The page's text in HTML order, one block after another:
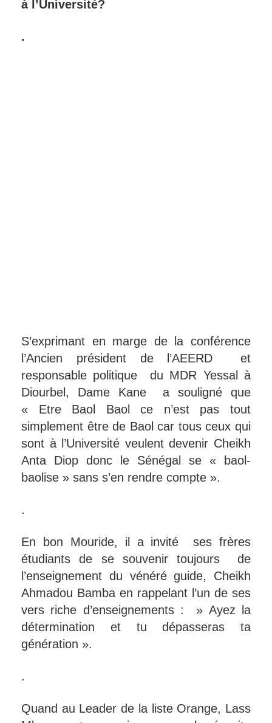
à l’Université?
.
S’exprimant en marge de la conférence
l’Ancien président de l’AEERD et
responsable politique du MDR Yessal à
Diourbel, Dame Kane a souligné que
« Etre Baol Baol ce n’est pas tout
simplement être de Baol car tous ceux qui
sont à l’Université veulent devenir Cheikh
Anta Diop donc le Sénégal se « baol-
baolise » sans s’en rendre compte ».
.
En bon Mouride, il a invité ses frères
étudiants de se souvenir toujours de
l’enseignement du vénéré guide, Cheikh
Ahmadou Bamba en rappelant l’un de ses
vers riche d’enseignements : » Ayez la
détermination et tu dépasseras ta
génération ».
.
Quand au Leader de la liste Orange, Lass